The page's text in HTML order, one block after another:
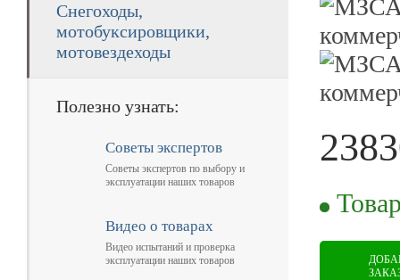
Снегоходы,
мотобуксировщики,
мотовездеходы
Полезно узнать:
Советы экспертов
Советы экспертов по выбору и
эксплуатации наших товаров
Видео о товарах
Видео испытаний и проверка
эксплуатации наших товаров